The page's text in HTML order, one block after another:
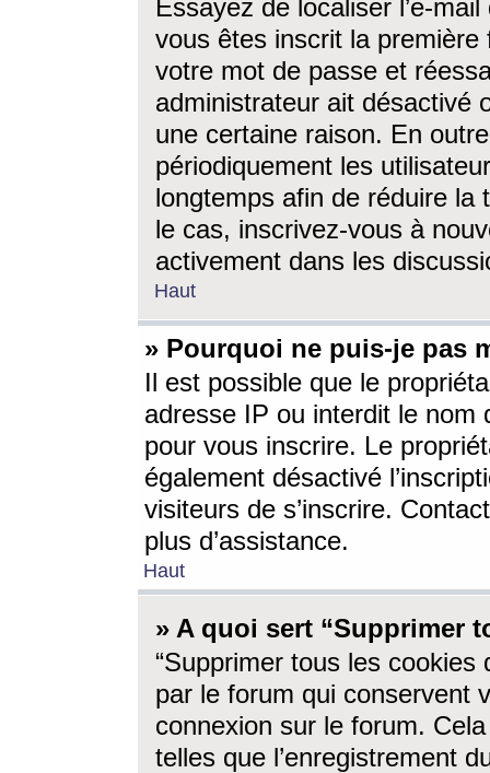
Essayez de localiser l’e-
vous êtes inscrit la première
votre mot de passe et
administrateur ait désactivé
une certaine raison. En
périodiquement les
longtemps afin de réduire la
le cas, inscrivez-vous à
activement dans les
Haut
» Pourquoi ne puis-je pas
Il est possible que le
adresse IP ou interdit le nom
pour vous inscrire. Le
également désactivé
visiteurs de s’inscrire.
plus d’assistance.
Haut
» A quoi sert “Supprimer
“Supprimer tous les cookies
par le forum qui conservent
connexion sur le forum.
telles que l’enregistrement